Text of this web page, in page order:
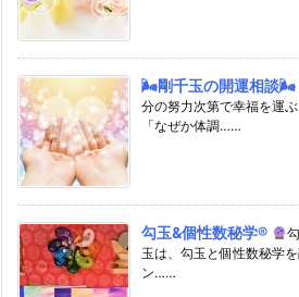
🌬剛千玉の開運相談🌬
分の努力次第で幸福を運
「なぜか体調……
勾玉&個性数秘学®
玉は、勾玉と個性数秘学
ン……